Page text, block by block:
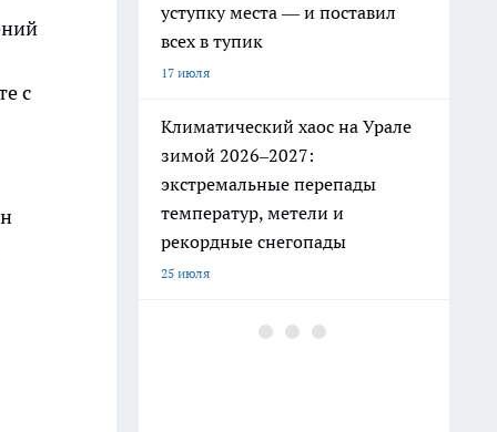
с
уступку места — и поставил
всех в тупик
17 июля
Климатический хаос на Урале
зимой 2026–2027:
экстремальные перепады
температур, метели и
рекордные снегопады
25 июля
РЖД ужесточили правила: эти